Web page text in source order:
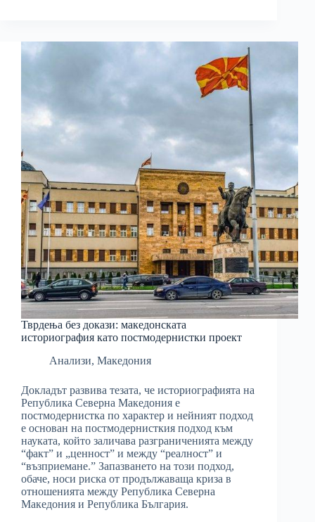
Тврдења без докази: македонската
историография като постмодернистки проект
Анализи, Македония
Докладът развива тезата, че историографията на
Република Северна Македония е
постмодернистка по характер и нейният подход
е основан на постмодернисткия подход към
науката, който заличава разграниченията между
“факт” и „ценност” и между “реалност” и
“възприемане.” Запазването на този подход,
обаче, носи риска от продължаваща криза в
отношенията между Република Северна
Македония и Република България.